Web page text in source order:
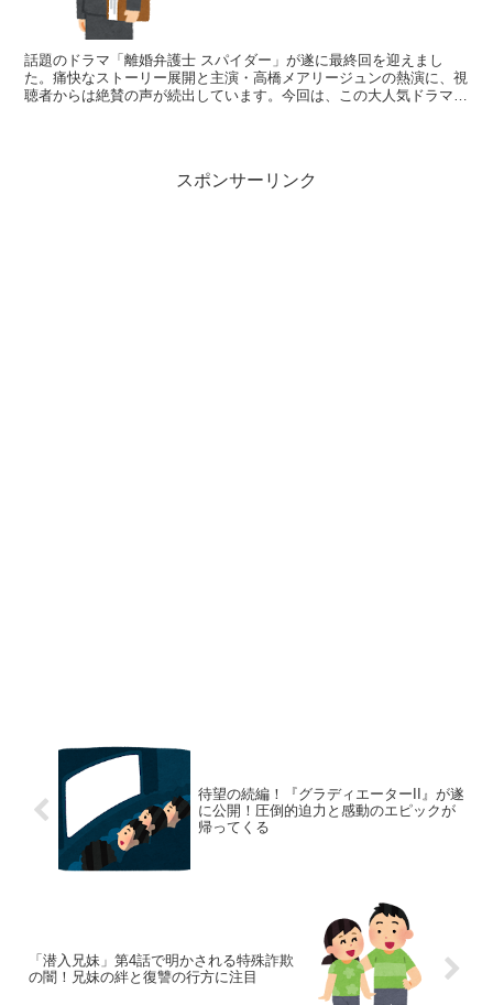
話題のドラマ「離婚弁護士 スパイダー」が遂に最終回を迎えまし
た。痛快なストーリー展開と主演・高橋メアリージュンの熱演に、視
聴者からは絶賛の声が続出しています。今回は、この大人気ドラマの
スポンサーリンク
待望の続編！『グラディエーターII』が遂
に公開！圧倒的迫力と感動のエピックが
帰ってくる
「潜入兄妹」第4話で明かされる特殊詐欺
の闇！兄妹の絆と復讐の行方に注目